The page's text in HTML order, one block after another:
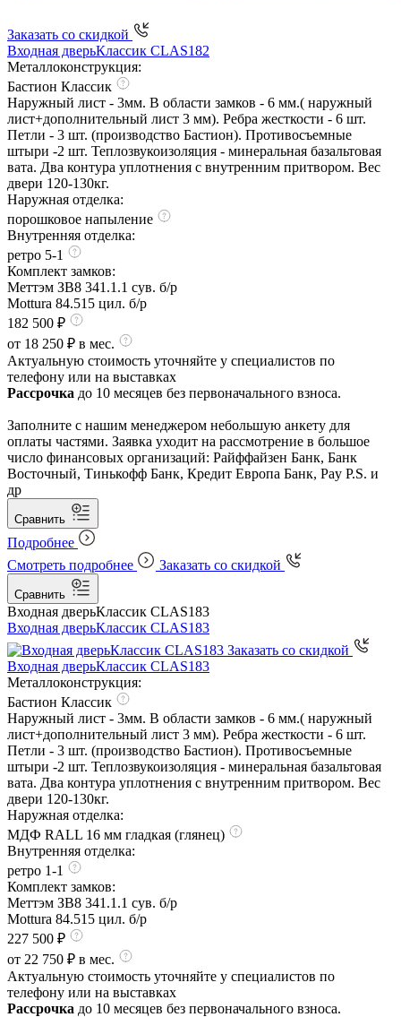
Заказать со скидкой
Входная дверьКлассик CLAS182
Металлоконструкция:
Бастион Классик
Наружный лист - 3мм. В области замков - 6 мм.( наружный
лист+дополнительный лист 3 мм). Ребра жесткости - 6 шт.
Петли - 3 шт. (производство Бастион). Противосъемные
штыри -2 шт. Теплозвукоизоляция - минеральная базальтовая
вата. Два контура уплотнения с внутренним притвором. Вес
двери 120-130кг.
Наружная отделка:
порошковое напыление
Внутренняя отделка:
ретро 5-1
Комплект замков:
Меттэм ЗВ8 341.1.1 сув. б/р
Mottura 84.515 цил. б/р
182 500 ₽
от 18 250 ₽ в мес.
Актуальную стоимость уточняйте у специалистов по
телефону или на выставках
Рассрочка до 10 месяцев без первоначального взноса.
Заполните с нашим менеджером небольшую анкету для
оплаты частями. Заявка уходит на рассмотрение в большое
число финансовых организаций: Райффайзен Банк, Банк
Восточный, Тинькофф Банк, Кредит Европа Банк, Pay P.S. и
др
Сравнить
Подробнее
Смотреть подробнее
Заказать со скидкой
Сравнить
Входная дверьКлассик CLAS183
Входная дверьКлассик CLAS183
Заказать со скидкой
Входная дверьКлассик CLAS183
Металлоконструкция:
Бастион Классик
Наружный лист - 3мм. В области замков - 6 мм.( наружный
лист+дополнительный лист 3 мм). Ребра жесткости - 6 шт.
Петли - 3 шт. (производство Бастион). Противосъемные
штыри -2 шт. Теплозвукоизоляция - минеральная базальтовая
вата. Два контура уплотнения с внутренним притвором. Вес
двери 120-130кг.
Наружная отделка:
МДФ RALL 16 мм гладкая (глянец)
Внутренняя отделка:
ретро 1-1
Комплект замков:
Меттэм ЗВ8 341.1.1 сув. б/р
Mottura 84.515 цил. б/р
227 500 ₽
от 22 750 ₽ в мес.
Актуальную стоимость уточняйте у специалистов по
телефону или на выставках
Рассрочка до 10 месяцев без первоначального взноса.